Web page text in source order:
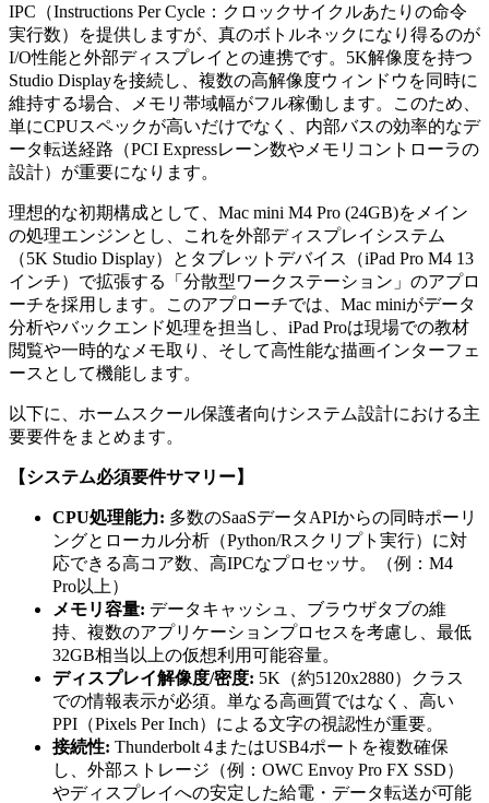
IPC（Instructions Per Cycle：クロックサイクルあたりの命令
実行数）を提供しますが、真のボトルネックになり得るのが
I/O性能と外部ディスプレイとの連携です。5K解像度を持つ
Studio Displayを接続し、複数の高解像度ウィンドウを同時に
維持する場合、メモリ帯域幅がフル稼働します。このため、
単にCPUスペックが高いだけでなく、内部バスの効率的なデ
ータ転送経路（PCI Expressレーン数やメモリコントローラの
設計）が重要になります。
理想的な初期構成として、Mac mini M4 Pro (24GB)をメイン
の処理エンジンとし、これを外部ディスプレイシステム
（5K Studio Display）とタブレットデバイス（iPad Pro M4 13
インチ）で拡張する「分散型ワークステーション」のアプロ
ーチを採用します。このアプローチでは、Mac miniがデータ
分析やバックエンド処理を担当し、iPad Proは現場での教材
閲覧や一時的なメモ取り、そして高性能な描画インターフェ
ースとして機能します。
以下に、ホームスクール保護者向けシステム設計における主
要要件をまとめます。
【システム必須要件サマリー】
CPU処理能力: 多数のSaaSデータAPIからの同時ポーリ
ングとローカル分析（Python/Rスクリプト実行）に対
応できる高コア数、高IPCなプロセッサ。（例：M4
Pro以上）
メモリ容量: データキャッシュ、ブラウザタブの維
持、複数のアプリケーションプロセスを考慮し、最低
32GB相当以上の仮想利用可能容量。
ディスプレイ解像度/密度: 5K（約5120x2880）クラス
での情報表示が必須。単なる高画質ではなく、高い
PPI（Pixels Per Inch）による文字の視認性が重要。
接続性: Thunderbolt 4またはUSB4ポートを複数確保
し、外部ストレージ（例：OWC Envoy Pro FX SSD）
やディスプレイへの安定した給電・データ転送が可能